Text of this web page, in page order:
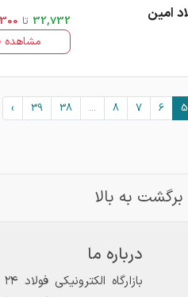
32,732 تا
مشاهده
5
6
7
8
...
38
39
›
برگشت به بالا
درباره ما